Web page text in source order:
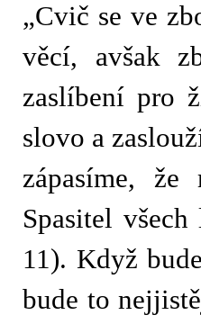
„Cvič se ve
věcí, avšak
zaslíbení pro
slovo a
zápasíme,
Spasitel
11). Když
bude to